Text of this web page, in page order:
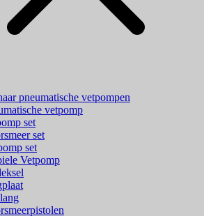
pneumatische vetpompen
vetpomp
set
set
set
Vetpomp